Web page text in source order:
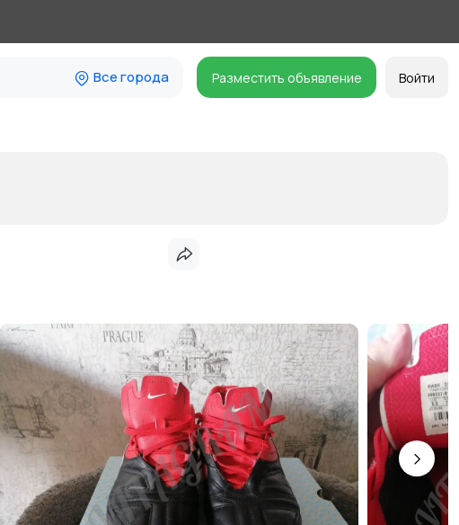
Все города Разместить объявление Войти